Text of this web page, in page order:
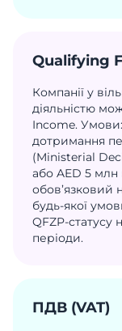
Qualifying
Компанії у
діяльністю
Income.
дотримання
(Ministerial
або AED 5 млн
обов’язковий
будь-якої
QFZP-статусу
періоди.
ПДВ (VAT)